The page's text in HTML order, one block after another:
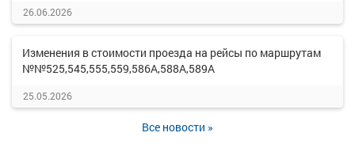
26.06.2026
Изменения в стоимости проезда на рейсы по маршрутам
№№525,545,555,559,586А,588А,589А
25.05.2026
Все новости »